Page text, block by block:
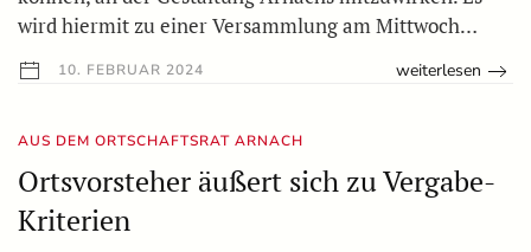
wird hiermit zu einer Versammlung am Mittwoch…
10. FEBRUAR 2024 weiterlesen
AUS DEM ORTSCHAFTSRAT ARNACH
Ortsvorsteher äußert sich zu Vergabe-
Kriterien